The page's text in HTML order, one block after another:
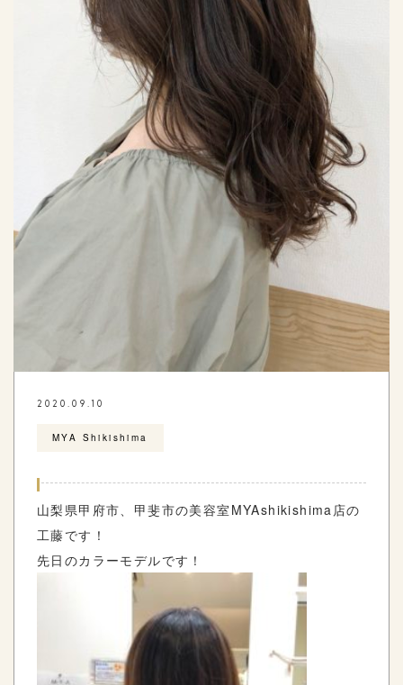
2020.09.10
MYA Shikishima
山梨県甲府市、甲斐市の美容室 MYAshikishima 店の
工藤です！
先日のカラーモデルです！